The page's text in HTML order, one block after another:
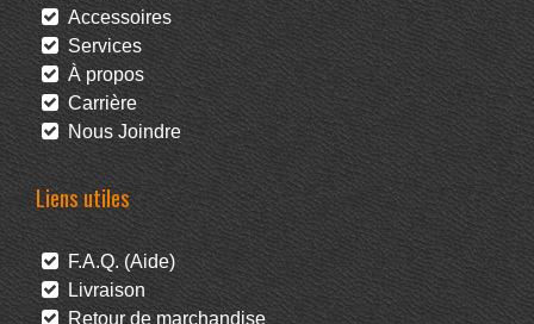
Accessoires
Services
À propos
Carrière
Nous Joindre
Liens utiles
F.A.Q. (Aide)
Livraison
Retour de marchandise